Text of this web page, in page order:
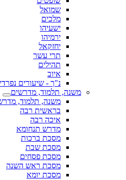
שמואל
מלכים
ישעיהו
ירמיהו
יחזקאל
תרי עשר
תהילים
איוב
נ"ך - שיעורים
משנה, תלמוד, מדרשים
משנה, תלמוד,
בראשית רבה
איכה רבה
מדרש תנחומא
מסכת ברכות
מסכת שבת
מסכת פסחים
מסכת ראש השנה
מסכת יומא